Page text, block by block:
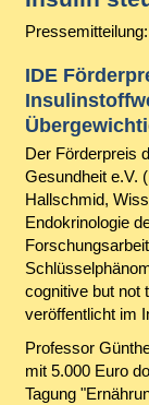
Pressemitteilung:
IDE
Der Förderpreis
Gesundheit e.V.
Hallschmid,
Endokrinologie
cognitive but not
veröffentlicht im
Professor
mit 5.000 Euro
Tagung